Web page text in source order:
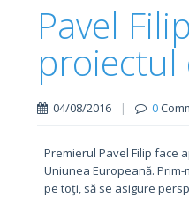
Pavel
proiectul
04/08/2016 | 0
Premierul Pavel Filip face
Uniunea Europeană.
pe toţi, să se asigure